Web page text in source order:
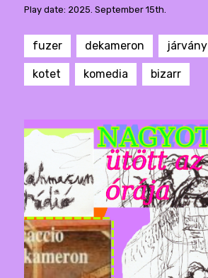
Play date: 2025. September 15th.
fuzer dekameron járvány
kotet komedia bizarr